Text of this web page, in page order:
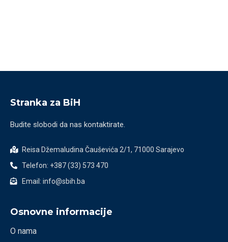
Stranka za BiH
Budite slobodi da nas kontaktirate.
Reisa Džemaludina Čauševića 2/1, 71000 Sarajevo
Telefon: +387 (33) 573 470
Email: info@sbih.ba
Osnovne informacije
O nama